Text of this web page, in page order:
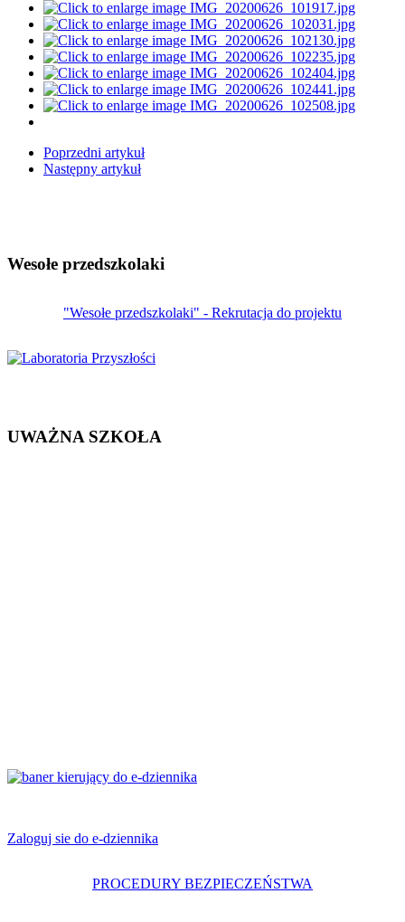
Poprzedni artykuł
Następny artykuł
Wesołe przedszkolaki
"Wesołe przedszkolaki" - Rekrutacja do projektu
UWAŻNA SZKOŁA
Zaloguj sie do e-dziennika
PROCEDURY BEZPIECZEŃSTWA